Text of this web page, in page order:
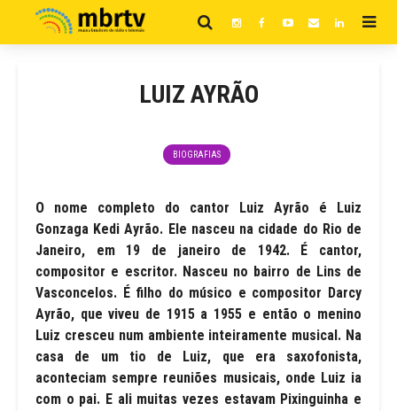
LUIZ AYRÃO
BIOGRAFIAS
O nome completo do cantor Luiz Ayrão é Luiz
Gonzaga Kedi Ayrão. Ele nasceu na cidade do Rio de
Janeiro, em 19 de janeiro de 1942. É cantor,
compositor e escritor. Nasceu no bairro de Lins de
Vasconcelos. É filho do músico e compositor Darcy
Ayrão, que viveu de 1915 a 1955 e então o menino
Luiz cresceu num ambiente inteiramente musical. Na
casa de um tio de Luiz, que era saxofonista,
aconteciam sempre reuniões musicais, onde Luiz ia
com o pai. E ali muitas vezes estavam Pixinguinha e